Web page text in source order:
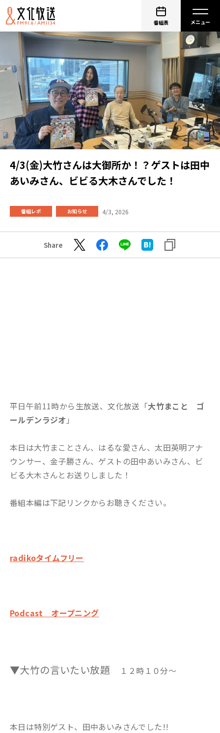
番組表
4/3(金)大竹さんは大御所か！？ゲストは田中
あいみさん、ビビる大木さんでした！
番組レポ お知らせ 4/3, 2026
Share
平日午前11時から生放送、文化放送「大竹まこと ゴ
ールデンラジオ 」
本日は大竹まことさん、はるな愛さん、太田英明アナ
ウンサー、金子勝さん、ゲストの田中あいみさん、ビ
ビる大木さんとお送りしました！
番組本編は下記リンクからお聴きください。
radikoタイムフリー
Podcast オープニング
▼大竹の言いたい放題 １２時１０分～
本日は特別ゲスト、田中あいみさんでした!!